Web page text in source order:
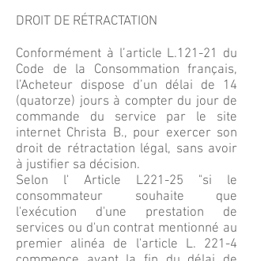
DROIT DE RÉTRACTATION
Conformément à l’article L.121-21 du
Code de la Consommation français,
l’Acheteur dispose d’un délai de 14
(quatorze) jours à compter du jour de
commande du service par le site
internet Christa B., pour exercer son
droit de rétractation légal, sans avoir
à justifier sa décision.
Selon l' Article L221-25 "si le
consommateur souhaite que
l'exécution d'une prestation de
services ou d'un contrat mentionné au
premier alinéa de l'article L. 221-4